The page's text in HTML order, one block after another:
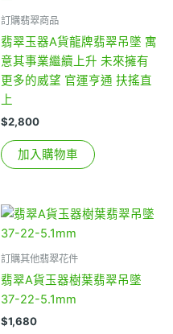
訂購翡翠商品
翡翠玉器A貨龍牌翡翠吊墜 寓
意其事業繼續上升 未來擁有
更多的威望 官運亨通 扶搖直
上
$2,800
加入購物車
訂購其他翡翠花件
翡翠A貨玉器樹葉翡翠吊墜
37-22-5.1mm
$1,680